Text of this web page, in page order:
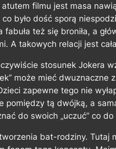
atutem filmu jest masa
było dość sporą
też się broniła, a
A takowych relacji jest
stosunek Jokera
może mieć dwuznaczne
zapewne tego nie
pomiędzy tą dwójką, a
do swoich „uczuć” co
bat-rodziny. Tutaj